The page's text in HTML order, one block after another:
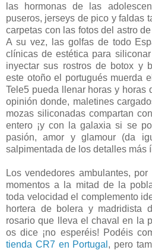
las hormonas de las
puseros, jerseys de pico y faldas
carpetas con las fotos del astro
A su vez, las golfas de todo
clínicas de estética para
inyectar sus rostros de botox y
este otoño el portugués muerda
Tele5 pueda llenar horas y horas
opinión donde, maletines
mozas siliconadas compartan
entero ¡y con la galaxia si se
pasión, amor y glamour (da
salpimentada de los detalles más
Los vendedores ambulantes,
momentos a la mitad de la
toda velocidad el complemento
hortera de bolera y madridista
rosario que lleva el chaval en la
os dice ¡no esperéis! Podéis
tienda CR7 en Portugal , pero